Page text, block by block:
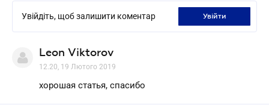
Увійдіть, щоб залишити коментар увійти
Leon Viktorov
12.20, 19 Лютого 2019
хорошая статья, спасибо